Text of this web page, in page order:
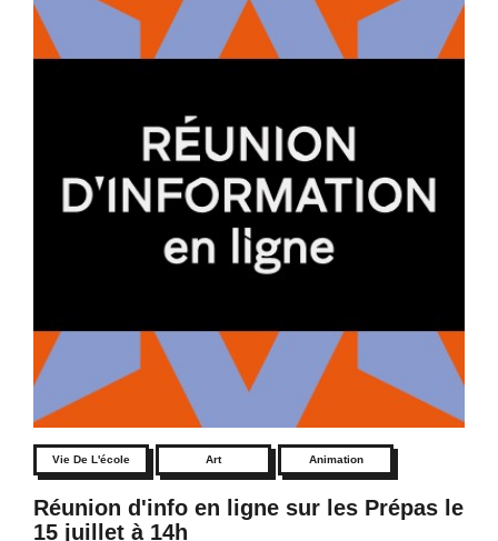
Vie De L'école Art Animation
Réunion d'info en ligne sur les Prépas le
15 juillet à 14h